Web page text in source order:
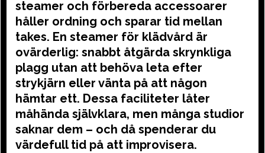
steamer och förbereda accessoarer
håller ordning och sparar tid mellan
takes. En steamer för klädvård är
ovärderlig: snabbt åtgärda skrynkliga
plagg utan att behöva leta efter
strykjärn eller vänta på att någon
hämtar ett. Dessa faciliteter låter
måhända självklara, men många studior
saknar dem – och då spenderar du
värdefull tid på att improvisera.